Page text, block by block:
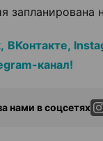
запланирована
ВКонтакте,
канал!
нами в соцсетях